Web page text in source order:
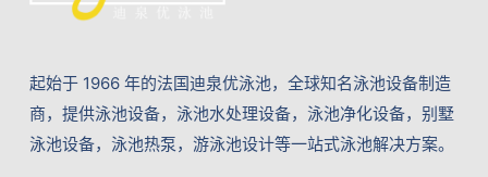
起始于 1966 年的法国迪泉优泳池，全球知名泳池设备制造
商，提供泳池设备，泳池水处理设备，泳池净化设备，别墅
泳池设备，泳池热泵，游泳池设计等一站式泳池解决方案。